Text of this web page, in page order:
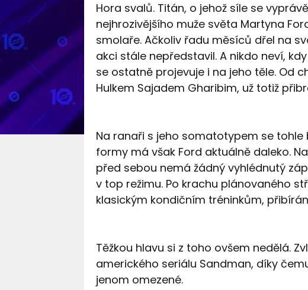
Hora svalů. Titán, o jehož síle se
nejhrozivějšího muže světa Martyna
smolaře. Ačkoliv řadu měsíců dřel na
akci stále nepředstavil. A nikdo neví,
se ostatně projevuje i na jeho těle. Od
Hulkem Sajadem Gharibim, už totiž
Na ranaři s jeho somatotypem se
formy má však Ford aktuálně daleko.
před sebou nemá žádný vyhlédnutý
v top režimu. Po krachu plánovaného
klasickým kondičním tréninkům,
Těžkou hlavu si z toho ovšem nedělá.
amerického seriálu Sandman, díky
jenom omezené.